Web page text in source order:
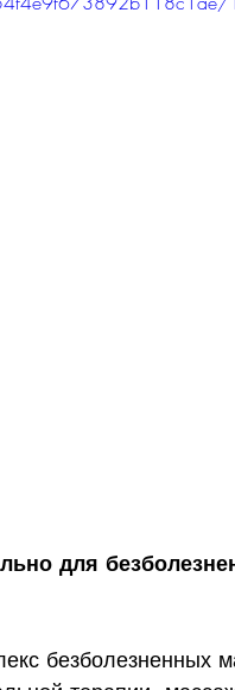
для
безболезненных